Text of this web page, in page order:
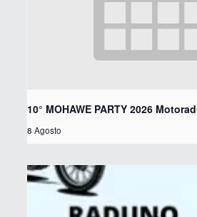
10° MOHAWE PARTY 2026
8 Agosto